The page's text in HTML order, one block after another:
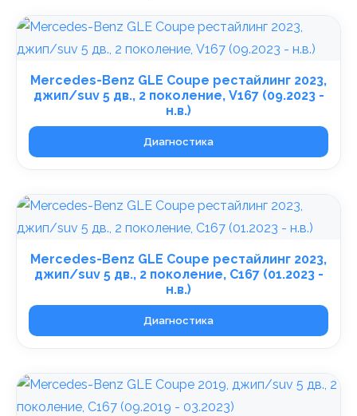
Mercedes-Benz GLE Coupe рестайлинг 2023,
джип/suv 5 дв., 2 поколение, V167 (09.2023 -
н.в.)
Диагностика
Mercedes-Benz GLE Coupe рестайлинг 2023,
джип/suv 5 дв., 2 поколение, C167 (01.2023 -
н.в.)
Диагностика